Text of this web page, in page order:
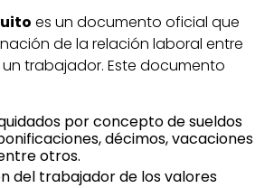
es un documento oficial que
de la relación laboral entre
trabajador. Este documento
por concepto de sueldos
décimos, vacaciones
otros.
del trabajador de los valores